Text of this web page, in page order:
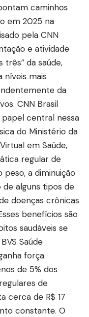
caminhos
em 2025 na
pela CNN
e atividade
três” da saúde,
níveis mais
da
CNN Brasil
central nessa
do Ministério da
em Saúde,
regular de
a diminuição
alguns tipos de
doenças crônicas
benefícios são
saudáveis se
BVS Saúde
força
de 5% dos
de
cerca de R$ 17
constante. O